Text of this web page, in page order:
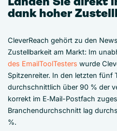
dank hoher
CleverReach gehört zu den
Zustellbarkeit am Markt: Im
des EmailToolTesters wurde
Spitzenreiter. In den letzten fünf
durchschnittlich über 90 % der
korrekt im E‑Mail-Postfach
Branchendurchschnitt lag
%.